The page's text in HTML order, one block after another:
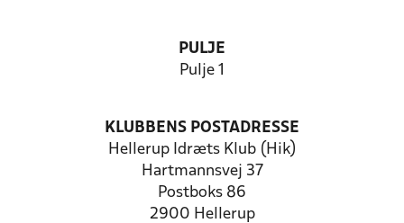
PULJE
Pulje 1
KLUBBENS POSTADRESSE
Hellerup Idræts Klub (Hik)
Hartmannsvej 37
Postboks 86
2900 Hellerup